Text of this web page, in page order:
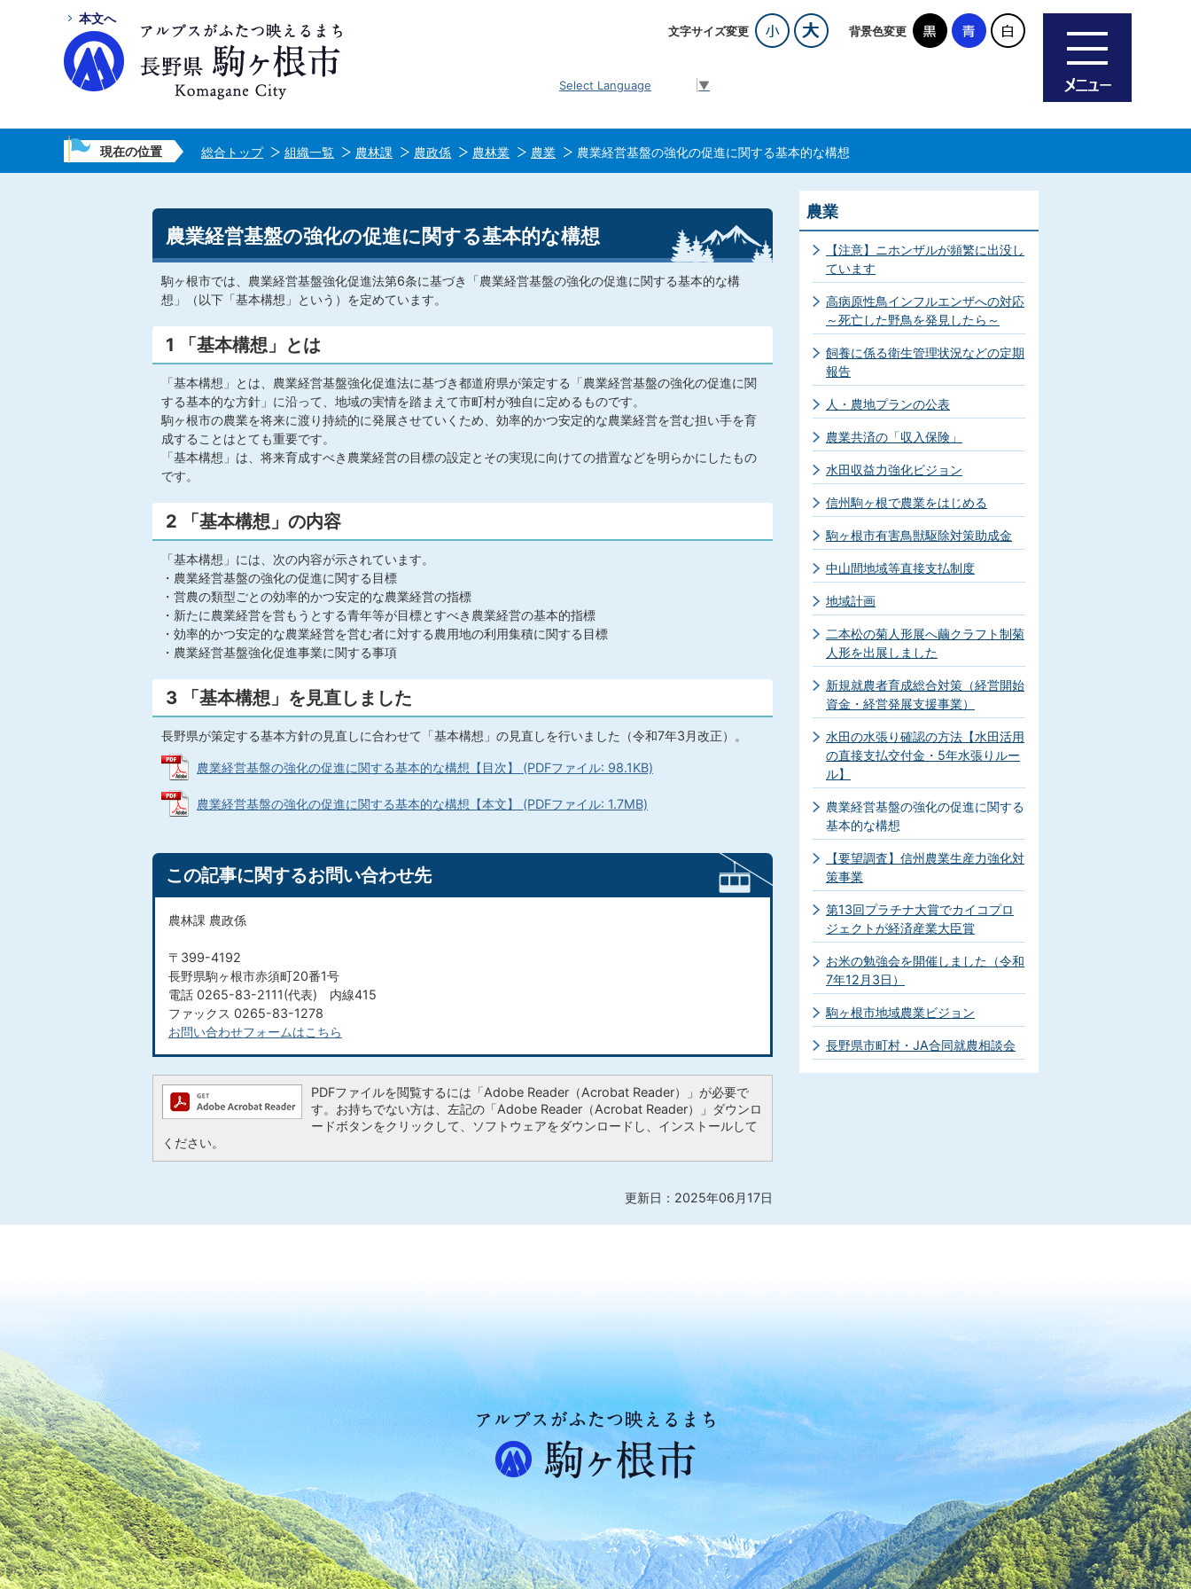
本文へ
文字サイズ変更 背景色変更
Select Language ▼
現在の位置 総合トップ 組織一覧 農林課 農政係 農林業 農業 農業経営基盤の強化の促進に関する基本的な構想
農業経営基盤の強化の促進に関する基本的な構想
駒ヶ根市では、農業経営基盤強化促進法第6条に基づき「農業経営基盤の強化の促進に関する基本的な構
想」（以下「基本構想」という）を定めています。
1 「基本構想」とは
「基本構想」とは、農業経営基盤強化促進法に基づき都道府県が策定する「農業経営基盤の強化の促進に関
する基本的な方針」に沿って、地域の実情を踏まえて市町村が独自に定めるものです。
駒ヶ根市の農業を将来に渡り持続的に発展させていくため、効率的かつ安定的な農業経営を営む担い手を育
成することはとても重要です。
「基本構想」は、将来育成すべき農業経営の目標の設定とその実現に向けての措置などを明らかにしたもの
です。
2 「基本構想」の内容
「基本構想」には、次の内容が示されています。
・農業経営基盤の強化の促進に関する目標
・営農の類型ごとの効率的かつ安定的な農業経営の指標
・新たに農業経営を営もうとする青年等が目標とすべき農業経営の基本的指標
・効率的かつ安定的な農業経営を営む者に対する農用地の利用集積に関する目標
・農業経営基盤強化促進事業に関する事項
3 「基本構想」を見直しました
長野県が策定する基本方針の見直しに合わせて「基本構想」の見直しを行いました（令和7年3月改正）。
農業経営基盤の強化の促進に関する基本的な構想【目次】 (PDFファイル: 98.1KB)
農業経営基盤の強化の促進に関する基本的な構想【本文】 (PDFファイル: 1.7MB)
この記事に関するお問い合わせ先
農林課 農政係
〒399-4192
長野県駒ヶ根市赤須町20番1号
電話 0265-83-2111(代表) 内線415
ファックス 0265-83-1278
お問い合わせフォームはこちら
PDFファイルを閲覧するには「Adobe Reader（Acrobat Reader）」が必要で
す。お持ちでない方は、左記の「Adobe Reader（Acrobat Reader）」ダウンロ
ードボタンをクリックして、ソフトウェアをダウンロードし、インストールして
ください。
更新日：2025年06月17日
農業
【注意】ニホンザルが頻繁に出没し
ています
高病原性鳥インフルエンザへの対応
～死亡した野鳥を発見したら～
飼養に係る衛生管理状況などの定期
報告
人・農地プランの公表
農業共済の「収入保険」
水田収益力強化ビジョン
信州駒ヶ根で農業をはじめる
駒ヶ根市有害鳥獣駆除対策助成金
中山間地域等直接支払制度
地域計画
二本松の菊人形展へ繭クラフト制菊
人形を出展しました
新規就農者育成総合対策（経営開始
資金・経営発展支援事業）
水田の水張り確認の方法【水田活用
の直接支払交付金・5年水張りルー
ル】
農業経営基盤の強化の促進に関する
基本的な構想
【要望調査】信州農業生産力強化対
策事業
第13回プラチナ大賞でカイコプロ
ジェクトが経済産業大臣賞
お米の勉強会を開催しました（令和
7年12月3日）
駒ヶ根市地域農業ビジョン
長野県市町村・JA合同就農相談会
ア
ル
た
つ
映
え